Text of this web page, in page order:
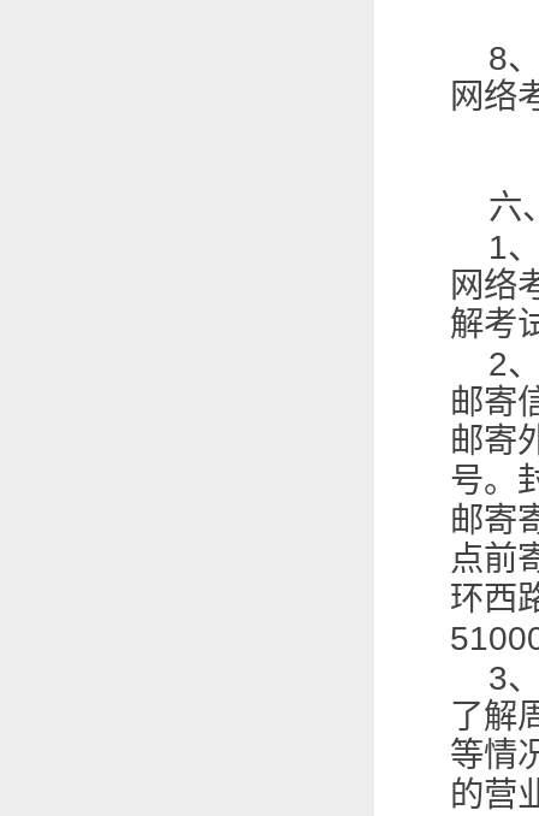
8
网络
六
1
网络
解考
2
邮寄
邮寄
号。
邮寄
点前
环西
3
了解
等情
的营